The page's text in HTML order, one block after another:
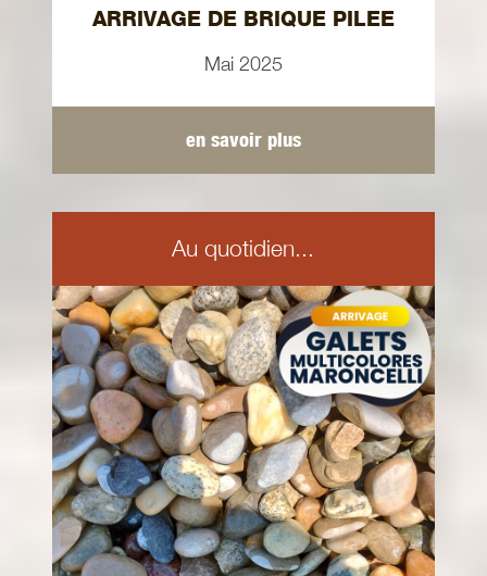
ARRIVAGE DE BRIQUE PILEE
Mai 2025
en savoir plus
Au quotidien...